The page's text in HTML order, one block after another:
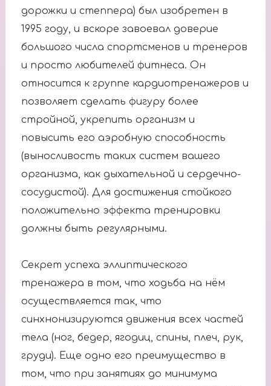
дорожки и степпера) был изобретен в
1995 году, и вскоре завоевал доверие
большого числа спортсменов и тренеров
и просто любителей фитнеса. Он
относится к группе кардиотренажеров и
позволяет сделать фигуру более
стройной, укрепить организм и
повысить его аэробную способность
(выносливость таких систем вашего
организма, как дыхательной и сердечно-
сосудистой). Для достижения стойкого
положительно эффекта тренировки
должны быть регулярными.
Секрет успеха эллиптического
тренажера в том, что ходьба на нём
осуществляется так, что
синхнонизируются движения всех частей
тела (ног, бедер, ягодиц, спины, плеч, рук,
груди). Еще одно его преимущество в
том, что при занятиях до минимума